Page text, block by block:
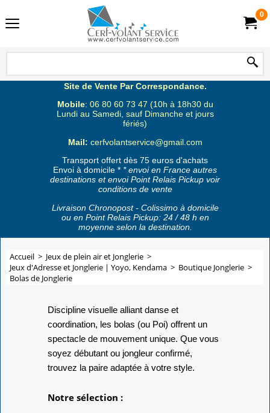
0
Site de Vente Par Correspondance.
Mobile: 06 80 60 73 47 (10h à 18h30 du
Lundi au Samedi, sauf Dimanche et jours
fériés)
Mail: cerfvolantservice@gmail.com
Transport offert dès 75 euros d'achats
Envoi à domicile * * envoi en France autres
destinations et envoi Point Relais Pickup voir
conditions de vente
Livraison Chronopost - Colissimo à domicile
ou en Point Relais Pickup: 24 / 48 h en
moyenne selon la destination.
Accueil > Jeux de plein air et Jonglerie >
Jeux d'Adresse et Jonglerie | Yoyo, Kendama > Boutique Jonglerie >
Bolas de Jonglerie
Discipline visuelle alliant danse et
coordination, les bolas (ou Poi) offrent un
spectacle de mouvement unique. Que vous
soyez débutant ou jongleur confirmé,
trouvez la paire adaptée à votre style.
Notre sélection :